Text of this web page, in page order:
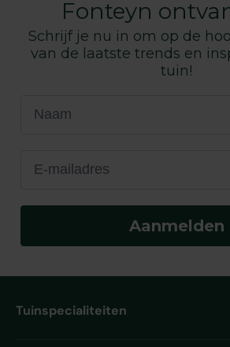
Fonteyn
Schrijf je nu in om op de
van de laatste trends en
tuin!
Aanmelden
Tuinspecialiteiten